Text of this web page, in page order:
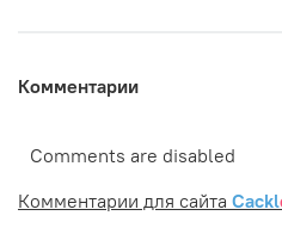
Комментарии
Comments are disabled
Комментарии для сайта Cackl